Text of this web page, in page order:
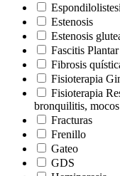
Estenosis
Estenosis
Fascitis Plantar
Fibrosis
Fisioterapia
Fisioterapia
bronquilitis,
Fracturas
Frenillo
Gateo
GDS